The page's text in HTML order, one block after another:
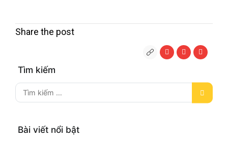
Share the post
Tìm kiếm
Bài viết nổi bật